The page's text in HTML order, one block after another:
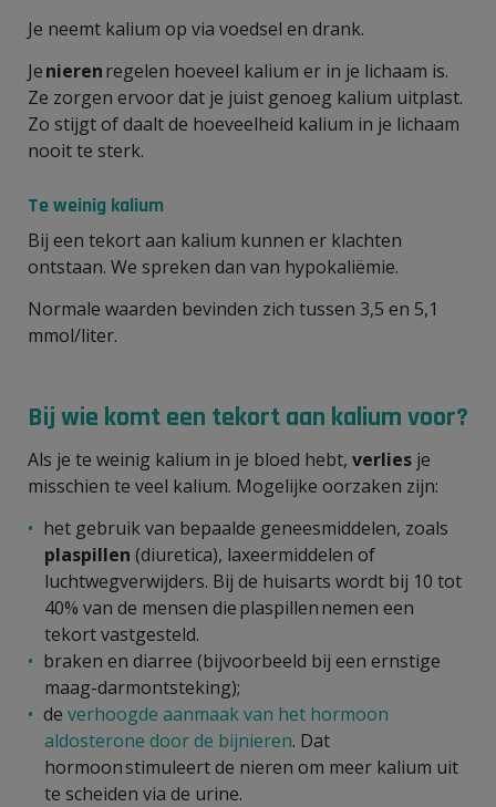
Je neemt kalium op via voedsel en drank.
Jenierenregelen hoeveel kalium er in je lichaam is.
Ze zorgen ervoor dat je juist genoeg kalium uitplast.
Zo stijgt of daalt de hoeveelheid kalium in je lichaam
nooit te sterk.
Te weinig kalium
Bij een tekort aan kalium kunnen er klachten
ontstaan. We spreken dan van hypokaliëmie.
Normale waarden bevinden zich tussen 3,5 en 5,1
mmol/liter.
Bij wie komt een tekort aan kalium voor?
Als je te weinig kalium in je bloed hebt, verlies je
misschien te veel kalium. Mogelijke oorzaken zijn:
het gebruik van bepaalde geneesmiddelen, zoals
plaspillen (diuretica), laxeermiddelen of
luchtwegverwijders. Bij de huisarts wordt bij 10 tot
40% van de mensen die plaspillen nemen een
tekort vastgesteld.
braken en diarree (bijvoorbeeld bij een ernstige
maag-darmontsteking);
de verhoogde aanmaak van het hormoon
aldosterone door de bijnieren. Dat
hormoon stimuleert de nieren om meer kalium uit
te scheiden via de urine.